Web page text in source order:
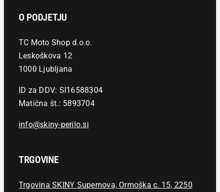
O PODJETJU
TC Moto Shop d.o.o.
Leskoškova 12
1000 Ljubljana
ID za DDV: SI16588304
Matična št.: 5893704
info@skiny-perilo.si
TRGOVINE
Trgovina SKINY Supernova, Ormoška c. 15, 2250